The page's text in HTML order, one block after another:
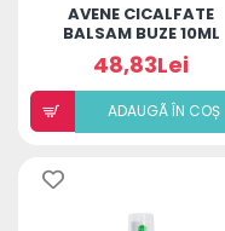
AVENE CICALFATE
BALSAM BUZE 10ML
48,83Lei
ADAUGÃ ÎN COȘ